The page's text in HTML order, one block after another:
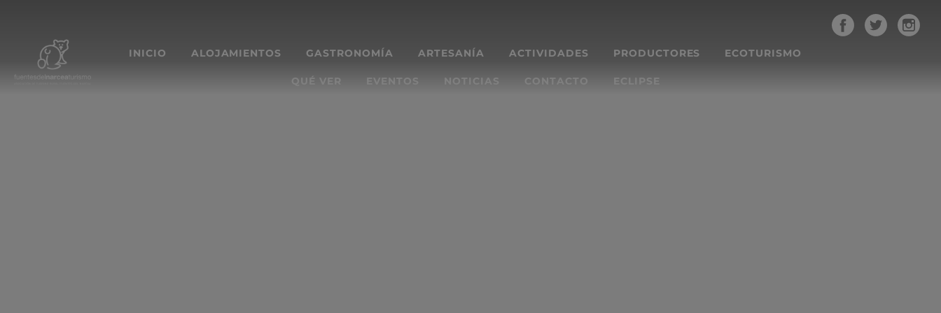
INICIO ALOJAMIENTOS GASTRONOMÍA ARTESANÍA ACTIVIDADES PRODUCTORES ECOTURISMO
QUÉ VER EVENTOS NOTICIAS CONTACTO ECLIPSE